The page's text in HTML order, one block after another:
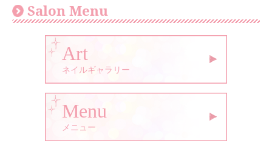
Salon Menu
Art
ネイルギャラリー
Menu
メニュー